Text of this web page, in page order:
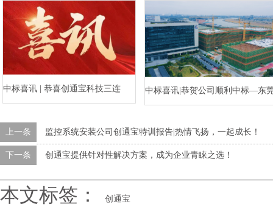
中标喜讯 | 恭喜创通宝科技三连 中标喜讯|恭贺公司顺利中标—东
标段）智能化工程
上一条 监控系统安装公司创通宝特训报告|热情飞扬，一起成长！
下一条 创通宝提供针对性解决方案，成为企业青睐之选！
本文标签： 创通宝